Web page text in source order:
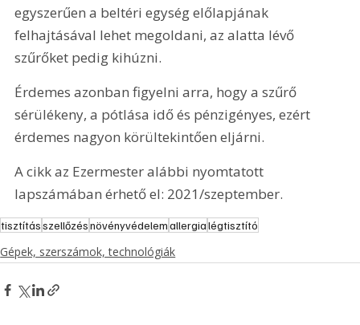
egyszerűen a beltéri egység előlapjának
felhajtásával lehet megoldani, az alatta lévő
szűrőket pedig kihúzni.
Érdemes azonban figyelni arra, hogy a szűrő
sérülékeny, a pótlása idő és pénzigényes, ezért
érdemes nagyon körültekintően eljárni.
A cikk az Ezermester alábbi nyomtatott
lapszámában érhető el: 2021/szeptember.
tisztításszellőzésnövényvédelemallergialégtisztító
Gépek, szerszámok, technológiák